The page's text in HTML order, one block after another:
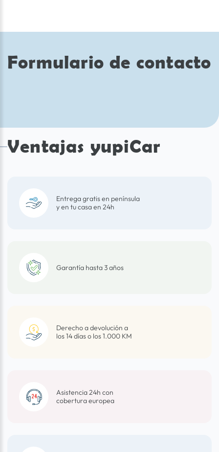
Formulario de contacto
Ventajas yupiCar
Entrega gratis en península
y en tu casa en 24h
Garantía hasta 3 años
Derecho a devolución a
los 14 días o los 1.000 KM
Asistencia 24h con
cobertura europea